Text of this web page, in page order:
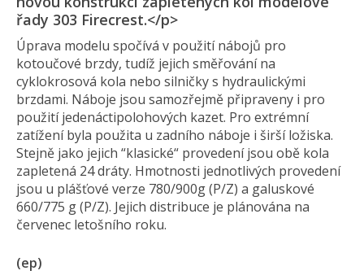
řady 303 Firecrest.</p>
Úprava modelu spočívá v použití nábojů pro
kotoučové brzdy, tudíž jejich směřování na
cyklokrosová kola nebo silničky s hydraulickými
brzdami. Náboje jsou samozřejmě připraveny i pro
použití jedenáctipolohových kazet. Pro extrémní
zatížení byla použita u zadního náboje i širší ložiska.
Stejně jako jejich “klasické“ provedení jsou obě kola
zapletená 24 dráty. Hmotnosti jednotlivých provedení
jsou u plášťové verze 780/900g (P/Z) a galuskové
660/775 g (P/Z). Jejich distribuce je plánována na
červenec letošního roku.
(ep)